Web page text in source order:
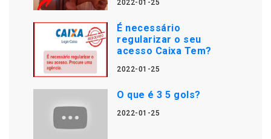
2022-01-25
É necessário
regularizar o seu
acesso Caixa Tem?
2022-01-25
O que é 3 5 gols?
2022-01-25